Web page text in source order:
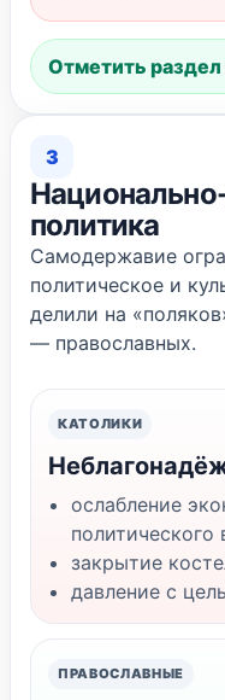
Отметить
3
политика
Самодержавие
политическое и
делили на
— православных.
КАТОЛИКИ
ослабление
политического
закрытие
давление с
ПРАВОСЛАВНЫЕ